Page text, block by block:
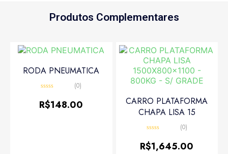
Produtos Complementares
RODA PNEUMATICA
0
de
(0)
R$148.00
CARRO PLATAFORMA
CHAPA LISA 15
0
de
(0)
R$1,645.00